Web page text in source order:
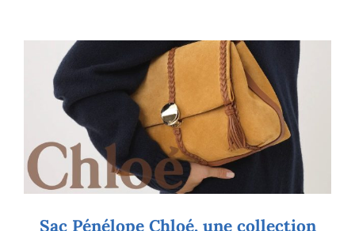
Sac Pénélope Chloé, une collection